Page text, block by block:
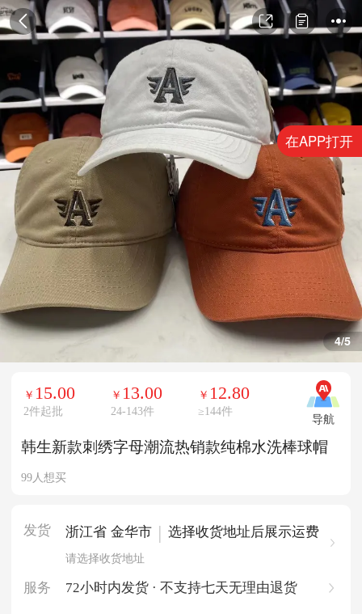
在APP打开
4/5
￥ 15.00
2件起批
￥ 13.00
24-143件
￥ 12.80
≥144件 导航
韩生新款刺绣字母潮流热销款纯棉水洗棒球帽
99人想买
发货 浙江省 金华市 | 选择收货地址后展示运费
请选择收货地址
服务 72小时内发货 · 不支持七天无理由退货